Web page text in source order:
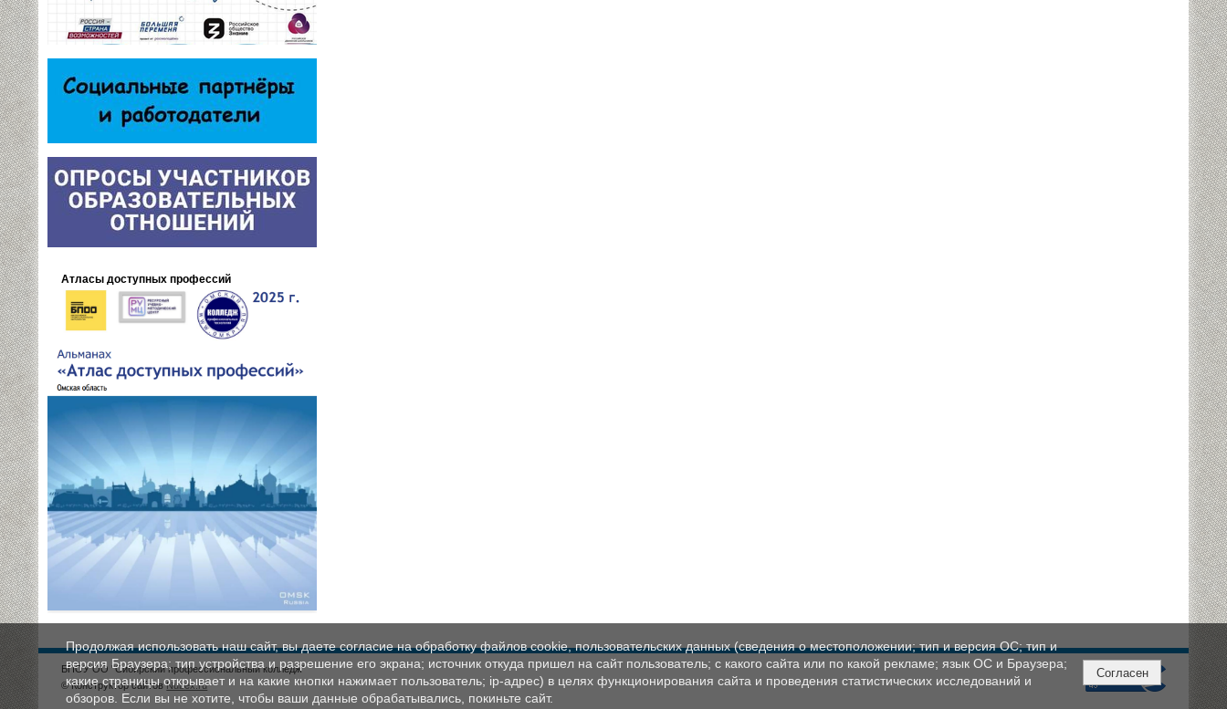
Атласы доступных профессий
БПОУ ОО "Сибирский профессиональный колледж"
© Конструктор сайтовNubex.ru
Продолжая использовать наш сайт, вы даете согласие на обработку файлов cookie, пользовательских данных (сведения о местоположении; тип и версия ОС; тип и
версия Браузера; тип устройства и разрешение его экрана; источник откуда пришел на сайт пользователь; с какого сайта или по какой рекламе; язык ОС и Браузера;
какие страницы открывает и на какие кнопки нажимает пользователь; ip-адрес) в целях функционирования сайта и проведения статистических исследований и
обзоров. Если вы не хотите, чтобы ваши данные обрабатывались, покиньте сайт.
Согласен